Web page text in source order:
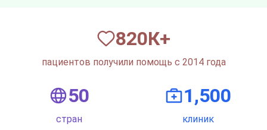
820К+
пациентов получили помощь с 2014 года
50
стран
1,500
клиник